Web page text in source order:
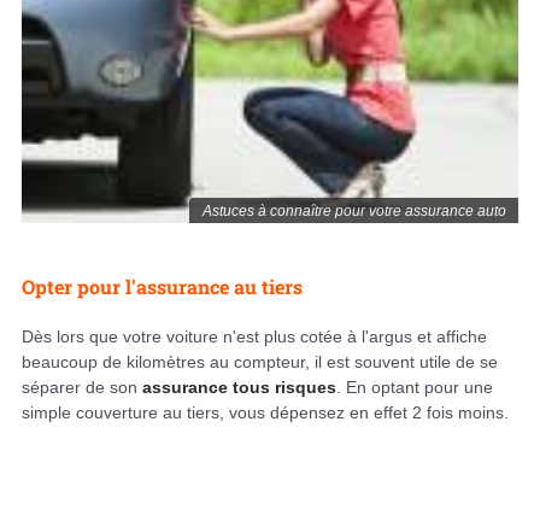
Astuces à connaître pour votre assurance auto
Opter pour l'assurance au tiers
Dès lors que votre voiture n'est plus cotée à l'argus et affiche
beaucoup de kilomètres au compteur, il est souvent utile de se
séparer de son assurance tous risques . En optant pour une
simple couverture au tiers, vous dépensez en effet 2 fois moins.